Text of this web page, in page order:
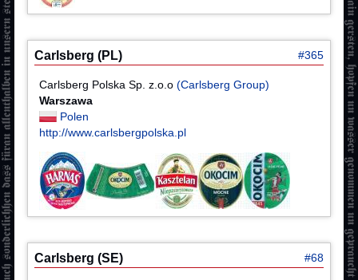
Carlsberg (PL) #365
Carlsberg Polska Sp. z.o.o(Carlsberg Group)
Warszawa
Polen
http://www.carlsbergpolska.pl
Carlsberg (SE) #68